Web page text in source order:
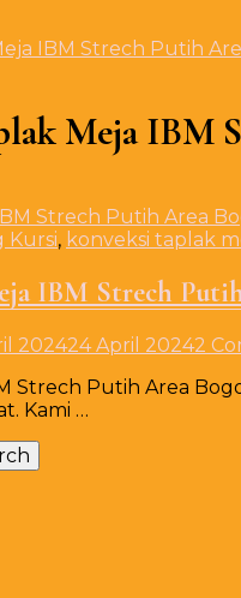
IBM Strech Putih
Meja IBM
Kursi, konveksi taplak
IBM Strech
202424 April 20242
Strech Putih Area
Kami …